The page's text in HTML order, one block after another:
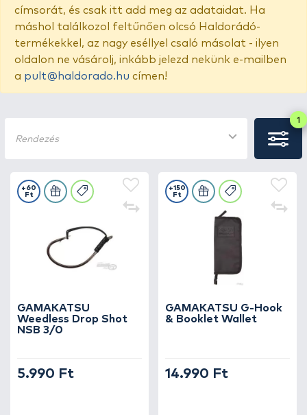
címsorát, és csak itt add meg az adataidat. Ha
máshol találkozol feltűnően olcsó Haldorádó-
termékekkel, az nagy eséllyel csaló másolat - ilyen
oldalon ne vásárolj, inkább jelezd nekünk e-mailben
a pult@haldorado.hu címen!
Rendezés
1
GAMAKATSU
Weedless Drop Shot
NSB 3/0
+60
Ft
5.990 Ft
GAMAKATSU G-Hook
& Booklet Wallet
+150
Ft
14.990 Ft